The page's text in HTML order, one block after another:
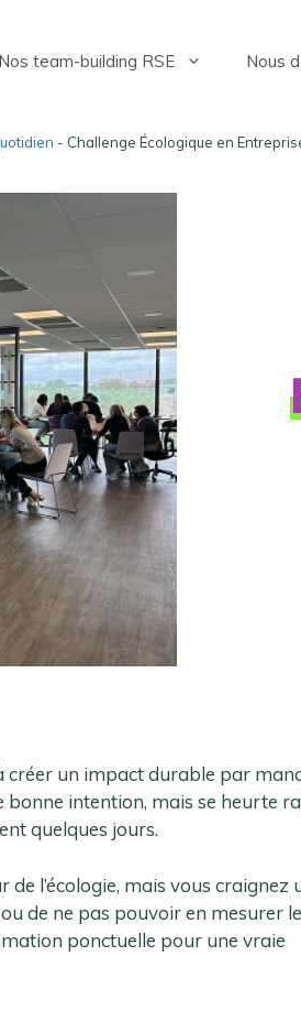
Nos team-building RSE Nous
- Challenge Écologique en
créer un impact durable par
bonne intention, mais se heurte
quelques jours.
l’écologie, mais vous craignez
de ne pas pouvoir en mesurer
ponctuelle pour une vraie